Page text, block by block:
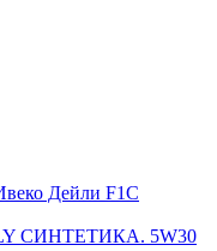
Дейли F1C
СИНТЕТИКА. 5W30